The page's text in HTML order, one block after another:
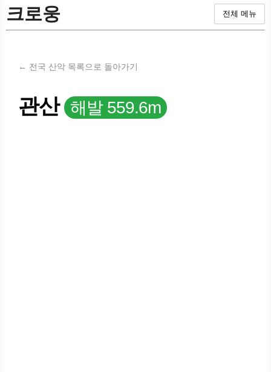
크로웅 전체 메뉴
← 전국 산악 목록으로 돌아가기
관산 해발 559.6m